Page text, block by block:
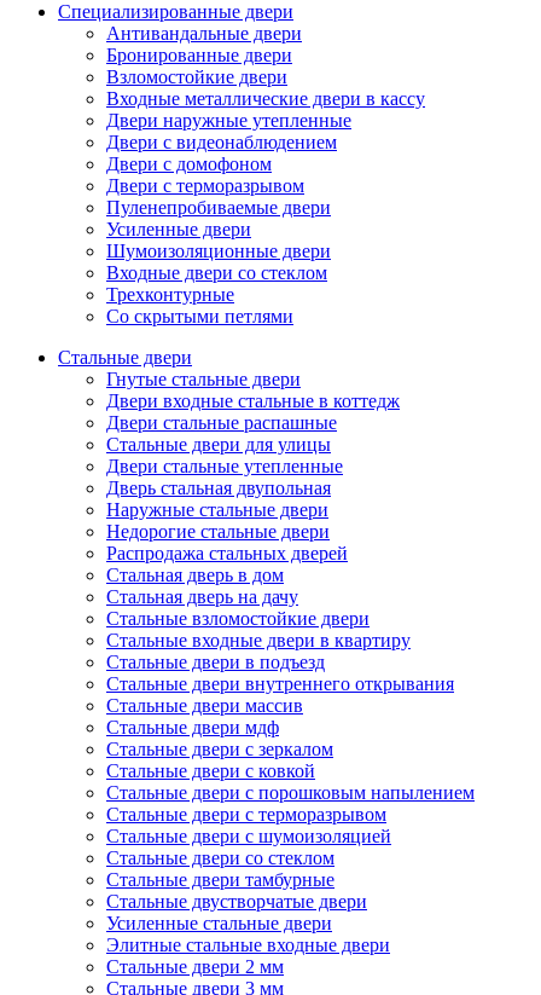
Специализированные двери
Антивандальные двери
Бронированные двери
Взломостойкие двери
Входные металлические двери в кассу
Двери наружные утепленные
Двери с видеонаблюдением
Двери с домофоном
Двери с терморазрывом
Пуленепробиваемые двери
Усиленные двери
Шумоизоляционные двери
Входные двери со стеклом
Трехконтурные
Со скрытыми петлями
Стальные двери
Гнутые стальные двери
Двери входные стальные в коттедж
Двери стальные распашные
Стальные двери для улицы
Двери стальные утепленные
Дверь стальная двупольная
Наружные стальные двери
Недорогие стальные двери
Распродажа стальных дверей
Стальная дверь в дом
Стальная дверь на дачу
Стальные взломостойкие двери
Стальные входные двери в квартиру
Стальные двери в подъезд
Стальные двери внутреннего открывания
Стальные двери массив
Стальные двери мдф
Стальные двери с зеркалом
Стальные двери с ковкой
Стальные двери с порошковым напылением
Стальные двери с терморазрывом
Стальные двери с шумоизоляцией
Стальные двери со стеклом
Стальные двери тамбурные
Стальные двустворчатые двери
Усиленные стальные двери
Элитные стальные входные двери
Стальные двери 2 мм
Стальные двери 3 мм